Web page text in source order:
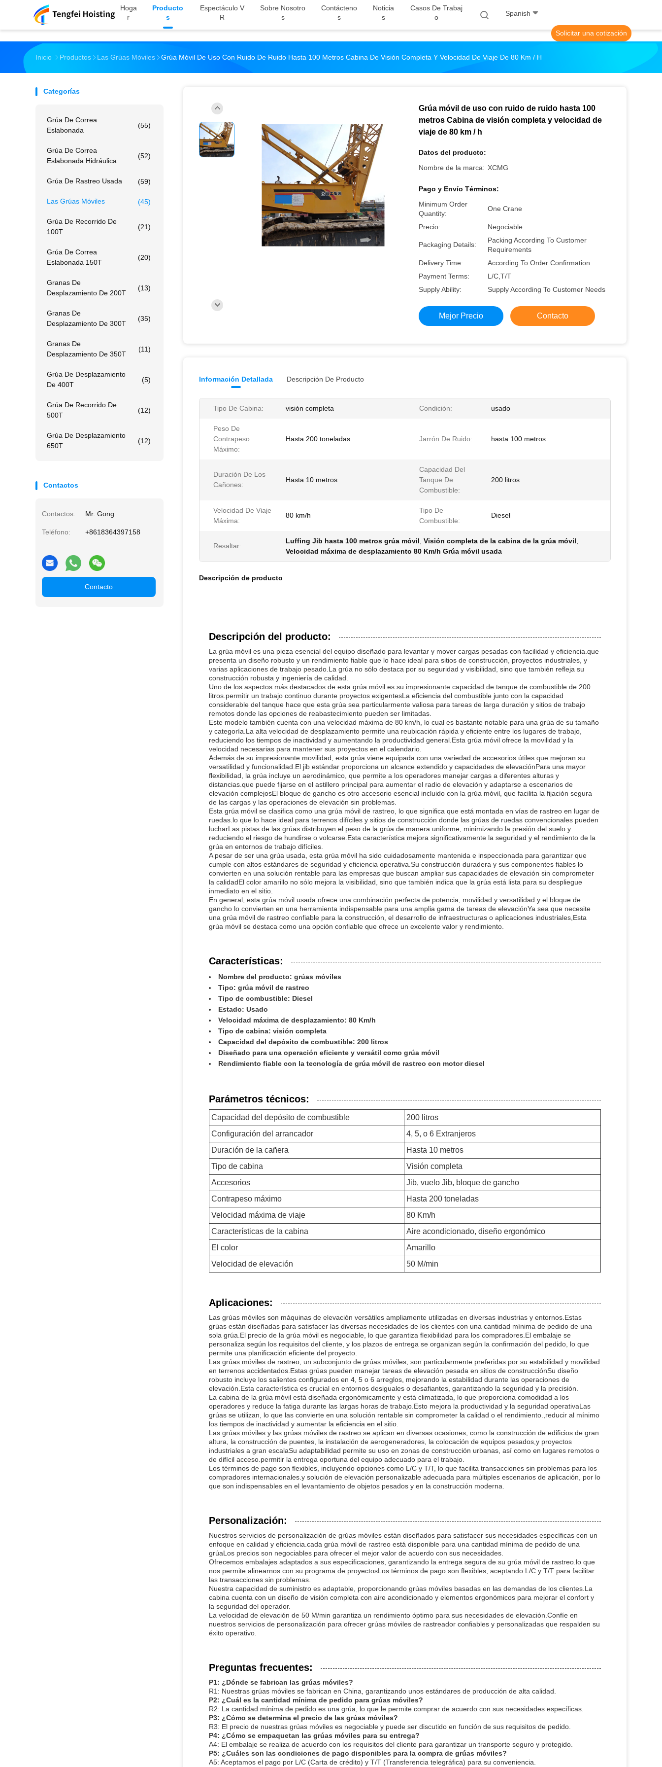
Hoga
R
Producto
S
Espectáculo V
R
Sobre Nosotro
S
Contácteno
S
Noticia
S
Casos De Trabaj
O
Spanish
Solicitar una cotización
Inicio Productos Las Grúas Móviles Grúa Móvil De Uso Con Ruido De Ruido Hasta 100 Metros Cabina De Visión Completa Y Velocidad De Viaje De 80 Km / H
Categorías
Grúa De Correa
Eslabonada
(55)
Grúa De Correa
Eslabonada Hidráulica
(52)
Grúa De Rastreo Usada (59)
Las Grúas Móviles (45)
Grúa De Recorrido De
100T
(21)
Grúa De Correa
Eslabonada 150T
(20)
Granas De
Desplazamiento De 200T
(13)
Granas De
Desplazamiento De 300T
(35)
Granas De
Desplazamiento De 350T
(11)
Grúa De Desplazamiento
De 400T
(5)
Grúa De Recorrido De
500T
(12)
Grúa De Desplazamiento
650T
(12)
Contactos
Contactos: Mr. Gong
Teléfono: +8618364397158
Contacto
Grúa móvil de uso con ruido de ruido hasta 100
metros Cabina de visión completa y velocidad de
viaje de 80 km / h
Datos del producto:
Nombre de la marca: XCMG
Pago y Envío Términos:
Minimum Order
Quantity:
One Crane
Precio: Negociable
Packaging Details:
Packing According To Customer
Requirements
Delivery Time:
According To Order Confirmation
Payment Terms:
L/C,T/T
Supply Ability:
Supply According To Customer Needs
Mejor Precio Contacto
Información Detallada Descripción De Producto
Tipo De Cabina: visión completa Condición: usado
Peso De
Contrapeso
Máximo:
Hasta 200 toneladas Jarrón De Ruido: hasta 100 metros
Duración De Los
Cañones:
Hasta 10 metros
Capacidad Del
Tanque De
Combustible:
200 litros
Velocidad De Viaje
Máxima:
80 km/h
Tipo De
Combustible:
Diesel
Resaltar:
Luffing Jib hasta 100 metros grúa móvil Visión completa de la cabina de la grúa móvil
Velocidad máxima de desplazamiento 80 Km/h Grúa móvil usada
Descripción de producto
Descripción del producto:
La grúa móvil es una pieza esencial del equipo diseñado para levantar y mover cargas pesadas con facilidad y eficiencia.que
presenta un diseño robusto y un rendimiento fiable que lo hace ideal para sitios de construcción, proyectos industriales, y
varias aplicaciones de trabajo pesado.La grúa no sólo destaca por su seguridad y visibilidad, sino que también refleja su
construcción robusta y ingeniería de calidad.
Uno de los aspectos más destacados de esta grúa móvil es su impresionante capacidad de tanque de combustible de 200
litros.permitir un trabajo continuo durante proyectos exigentesLa eficiencia del combustible junto con la capacidad
considerable del tanque hace que esta grúa sea particularmente valiosa para tareas de larga duración y sitios de trabajo
remotos donde las opciones de reabastecimiento pueden ser limitadas.
Este modelo también cuenta con una velocidad máxima de 80 km/h, lo cual es bastante notable para una grúa de su tamaño
y categoría.La alta velocidad de desplazamiento permite una reubicación rápida y eficiente entre los lugares de trabajo,
reduciendo los tiempos de inactividad y aumentando la productividad general.Esta grúa móvil ofrece la movilidad y la
velocidad necesarias para mantener sus proyectos en el calendario.
Además de su impresionante movilidad, esta grúa viene equipada con una variedad de accesorios útiles que mejoran su
versatilidad y funcionalidad.El jib estándar proporciona un alcance extendido y capacidades de elevaciónPara una mayor
flexibilidad, la grúa incluye un aerodinámico, que permite a los operadores manejar cargas a diferentes alturas y
distancias.que puede fijarse en el astillero principal para aumentar el radio de elevación y adaptarse a escenarios de
elevación complejosEl bloque de gancho es otro accesorio esencial incluido con la grúa móvil, que facilita la fijación segura
de las cargas y las operaciones de elevación sin problemas.
Esta grúa móvil se clasifica como una grúa móvil de rastreo, lo que significa que está montada en vías de rastreo en lugar de
ruedas.lo que lo hace ideal para terrenos difíciles y sitios de construcción donde las grúas de ruedas convencionales pueden
lucharLas pistas de las grúas distribuyen el peso de la grúa de manera uniforme, minimizando la presión del suelo y
reduciendo el riesgo de hundirse o volcarse.Esta característica mejora significativamente la seguridad y el rendimiento de la
grúa en entornos de trabajo difíciles.
A pesar de ser una grúa usada, esta grúa móvil ha sido cuidadosamente mantenida e inspeccionada para garantizar que
cumple con altos estándares de seguridad y eficiencia operativa.Su construcción duradera y sus componentes fiables lo
convierten en una solución rentable para las empresas que buscan ampliar sus capacidades de elevación sin comprometer
la calidadEl color amarillo no sólo mejora la visibilidad, sino que también indica que la grúa está lista para su despliegue
inmediato en el sitio.
En general, esta grúa móvil usada ofrece una combinación perfecta de potencia, movilidad y versatilidad.y el bloque de
gancho lo convierten en una herramienta indispensable para una amplia gama de tareas de elevaciónYa sea que necesite
una grúa móvil de rastreo confiable para la construcción, el desarrollo de infraestructuras o aplicaciones industriales,Esta
grúa móvil se destaca como una opción confiable que ofrece un excelente valor y rendimiento.
Características:
Nombre del producto: grúas móviles
Tipo: grúa móvil de rastreo
Tipo de combustible: Diesel
Estado: Usado
Velocidad máxima de desplazamiento: 80 Km/h
Tipo de cabina: visión completa
Capacidad del depósito de combustible: 200 litros
Diseñado para una operación eficiente y versátil como grúa móvil
Rendimiento fiable con la tecnología de grúa móvil de rastreo con motor diesel
Parámetros técnicos:
Capacidad del depósito de combustible
200 litros
Configuración del arrancador
4, 5, o 6 Extranjeros
Duración de la cañera
Hasta 10 metros
Tipo de cabina
Visión completa
Accesorios
Jib, vuelo Jib, bloque de gancho
Contrapeso máximo
Hasta 200 toneladas
Velocidad máxima de viaje
80 Km/h
Características de la cabina
Aire acondicionado, diseño ergonómico
El color
Amarillo
Velocidad de elevación
50 M/min
Aplicaciones:
Las grúas móviles son máquinas de elevación versátiles ampliamente utilizadas en diversas industrias y entornos.Estas
grúas están diseñadas para satisfacer las diversas necesidades de los clientes con una cantidad mínima de pedido de una
sola grúa.El precio de la grúa móvil es negociable, lo que garantiza flexibilidad para los compradores.El embalaje se
personaliza según los requisitos del cliente, y los plazos de entrega se organizan según la confirmación del pedido, lo que
permite una planificación eficiente del proyecto.
Las grúas móviles de rastreo, un subconjunto de grúas móviles, son particularmente preferidas por su estabilidad y movilidad
en terrenos accidentados.Estas grúas pueden manejar tareas de elevación pesada en sitios de construcciónSu diseño
robusto incluye los salientes configurados en 4, 5 o 6 arreglos, mejorando la estabilidad durante las operaciones de
elevación.Esta característica es crucial en entornos desiguales o desafiantes, garantizando la seguridad y la precisión.
La cabina de la grúa móvil está diseñada ergonómicamente y está climatizada, lo que proporciona comodidad a los
operadores y reduce la fatiga durante las largas horas de trabajo.Esto mejora la productividad y la seguridad operativaLas
grúas se utilizan, lo que las convierte en una solución rentable sin comprometer la calidad o el rendimiento.,reducir al mínimo
los tiempos de inactividad y aumentar la eficiencia en el sitio.
Las grúas móviles y las grúas móviles de rastreo se aplican en diversas ocasiones, como la construcción de edificios de gran
altura, la construcción de puentes, la instalación de aerogeneradores, la colocación de equipos pesados,y proyectos
industriales a gran escalaSu adaptabilidad permite su uso en zonas de construcción urbanas, así como en lugares remotos o
de difícil acceso.permitir la entrega oportuna del equipo adecuado para el trabajo.
Los términos de pago son flexibles, incluyendo opciones como L/C y T/T, lo que facilita transacciones sin problemas para los
compradores internacionales.y solución de elevación personalizable adecuada para múltiples escenarios de aplicación, por lo
que son indispensables en el levantamiento de objetos pesados y en la construcción moderna.
Personalización:
Nuestros servicios de personalización de grúas móviles están diseñados para satisfacer sus necesidades específicas con un
enfoque en calidad y eficiencia.cada grúa móvil de rastreo está disponible para una cantidad mínima de pedido de una
grúaLos precios son negociables para ofrecer el mejor valor de acuerdo con sus necesidades.
Ofrecemos embalajes adaptados a sus especificaciones, garantizando la entrega segura de su grúa móvil de rastreo.lo que
nos permite alinearnos con su programa de proyectosLos términos de pago son flexibles, aceptando L/C y T/T para facilitar
las transacciones sin problemas.
Nuestra capacidad de suministro es adaptable, proporcionando grúas móviles basadas en las demandas de los clientes.La
cabina cuenta con un diseño de visión completa con aire acondicionado y elementos ergonómicos para mejorar el confort y
la seguridad del operador.
La velocidad de elevación de 50 M/min garantiza un rendimiento óptimo para sus necesidades de elevación.Confíe en
nuestros servicios de personalización para ofrecer grúas móviles de rastreador confiables y personalizadas que respalden su
éxito operativo.
Preguntas frecuentes:
P1: ¿Dónde se fabrican las grúas móviles?
R1: Nuestras grúas móviles se fabrican en China, garantizando unos estándares de producción de alta calidad.
P2: ¿Cuál es la cantidad mínima de pedido para grúas móviles?
R2: La cantidad mínima de pedido es una grúa, lo que le permite comprar de acuerdo con sus necesidades específicas.
P3: ¿Cómo se determina el precio de las grúas móviles?
R3: El precio de nuestras grúas móviles es negociable y puede ser discutido en función de sus requisitos de pedido.
P4: ¿Cómo se empaquetan las grúas móviles para su entrega?
A4: El embalaje se realiza de acuerdo con los requisitos del cliente para garantizar un transporte seguro y protegido.
P5: ¿Cuáles son las condiciones de pago disponibles para la compra de grúas móviles?
A5: Aceptamos el pago por L/C (Carta de crédito) y T/T (Transferencia telegráfica) para su conveniencia.